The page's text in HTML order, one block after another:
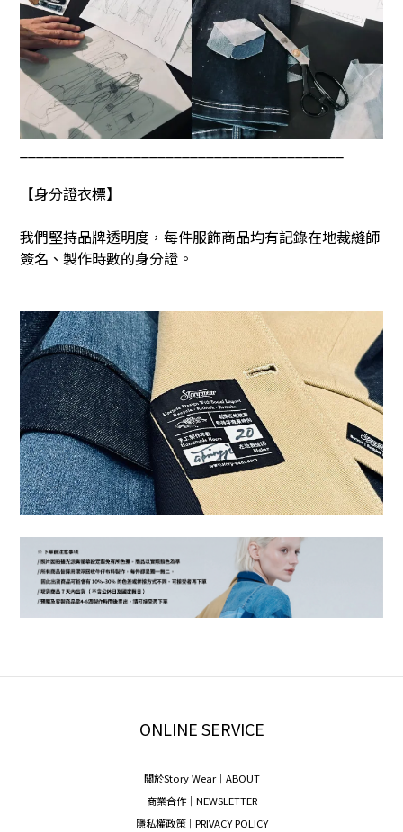
【身分證衣標】
我們堅持品牌透明度，每件服飾商品均有記錄在地裁縫師
簽名、製作時數的身分證。
ONLINE SERVICE
關於Story Wear｜ABOUT
商業合作｜NEWSLETTER
隱私權政策｜PRIVACY POLICY